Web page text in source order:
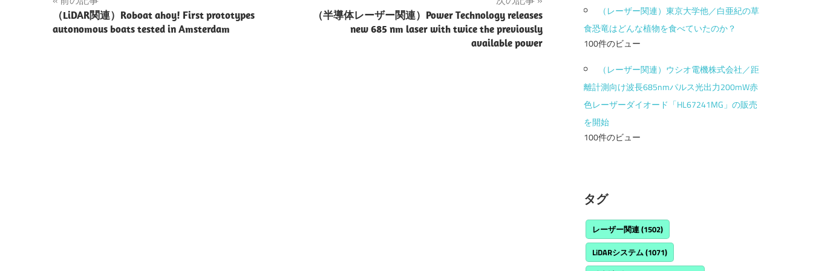
稿
（LiDAR関連）Roboat ahoy! First prototypes
autonomous boats tested in Amsterdam
（半導体レーザー関連）Power Technology releases
new 685 nm laser with twice the previously
available power
（レーザー関連）東京大学他／白亜紀の草
食恐竜はどんな植物を食べていたのか？
100件のビュー
（レーザー関連）ウシオ電機株式会社／距
離計測向け波長685nmパルス光出力200mW赤
色レーザーダイオード「HL67241MG」の販売
を開始
100件のビュー
タグ
レーザー関連(1502)
LiDARシステム(1071)